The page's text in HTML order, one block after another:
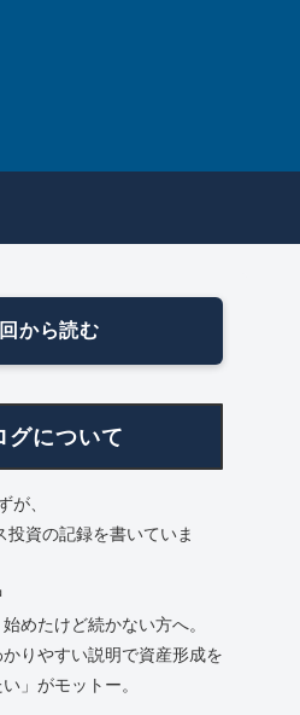
から読む
グについて
が、
投資の記録を書いていま
めたけど続かない方へ。
かりやすい説明で資産形成を
」がモットー。